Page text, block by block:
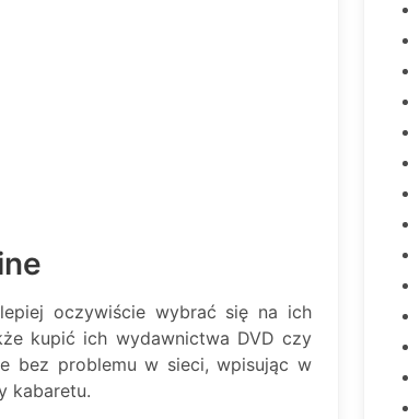
oczywiście wybrać się na ich
kupić ich wydawnictwa DVD czy
bez problemu w sieci, wpisując w
kabaretu.